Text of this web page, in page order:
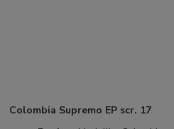
Colombia Supremo EP scr. 17